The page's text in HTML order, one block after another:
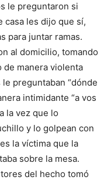
le preguntaron si
casa les dijo que sí,
para juntar ramas.
al domicilio, tomando
de manera violenta
preguntaban “dónde
intimidante “a vos
la vez que lo
y lo golpean con
la víctima que la
sobre la mesa.
del hecho tomó